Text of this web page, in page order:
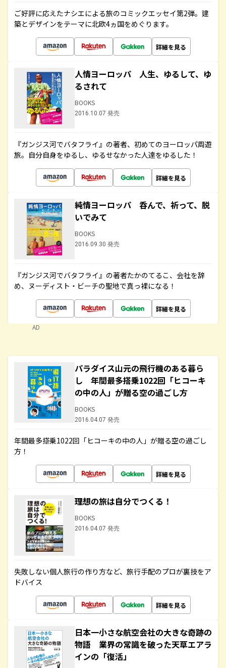
ご好評に応えたナシエによる旅のコミックエッセイ第2弾。建
築とデザインをテーマに北欧4ヵ国をめぐります。
詳細を見る
人情ヨーロッパ 人生、ゆるして、ゆ
るされて
BOOKS
2016.10.07 発売
『ガンジス河でバタフライ』の著者、初めてのヨーロッパ周遊
旅。自分自身をゆるし、ゆるせなかった人達をゆるした！
詳細を見る
純情ヨーロッパ 呑んで、祈って、脱
いでみて
BOOKS
2016.09.30 発売
『ガンジス河でバタフライ』の著者たかのてるこ、会社を辞
め、ヌーディスト・ビーチの聖地で真っ裸になる！
詳細を見る
AD
パラダイス山元の飛行機のある暮ら
し 年間最多搭乗1022回「ヒコーキ
の中の人」が贈る空の過ごし方
BOOKS
2016.04.07 発売
年間最多搭乗1022回「ヒコーキの中の人」が贈る空の過ごし
方！
詳細を見る
理想の旅は自分でつくる！
BOOKS
2016.04.07 発売
失敗しない個人旅行の作り方など、旅行手配のプロが裏技をア
ドバイス
詳細を見る
日本一小さな航空会社の大きな奇跡の
物語 業界の常識を破った天草エアラ
インの「復活」